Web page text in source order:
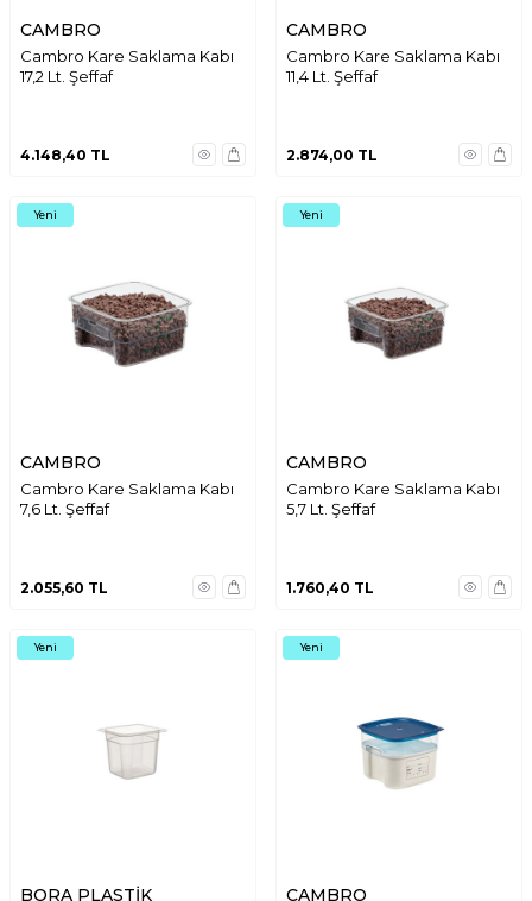
CAMBRO
Cambro Kare Saklama Kabı
17,2 Lt. Şeffaf
4.148,40 TL
CAMBRO
Cambro Kare Saklama Kabı
11,4 Lt. Şeffaf
2.874,00 TL
Yeni
CAMBRO
Cambro Kare Saklama Kabı
7,6 Lt. Şeffaf
2.055,60 TL
Yeni
CAMBRO
Cambro Kare Saklama Kabı
5,7 Lt. Şeffaf
1.760,40 TL
Yeni
BORA PLASTİK
Yeni
CAMBRO